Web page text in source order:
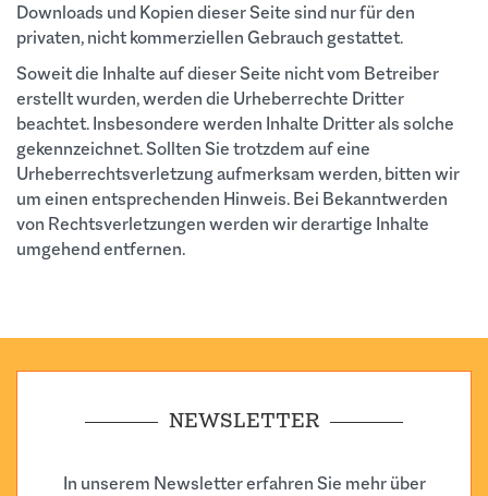
Downloads und Kopien dieser Seite sind nur für den
privaten, nicht kommerziellen Gebrauch gestattet.
Soweit die Inhalte auf dieser Seite nicht vom Betreiber
erstellt wurden, werden die Urheberrechte Dritter
beachtet. Insbesondere werden Inhalte Dritter als solche
gekennzeichnet. Sollten Sie trotzdem auf eine
Urheberrechtsverletzung aufmerksam werden, bitten wir
um einen entsprechenden Hinweis. Bei Bekanntwerden
von Rechtsverletzungen werden wir derartige Inhalte
umgehend entfernen.
NEWSLETTER
In unserem Newsletter erfahren Sie mehr über